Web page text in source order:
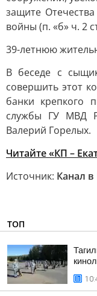
защите
войны (п. «б» ч. 2
39-летнюю
В беседе с
совершить этот
банки крепкого
службы ГУ МВД
Валерий Горелых.
Читайте «КП –
Источник: Канал
ТОП